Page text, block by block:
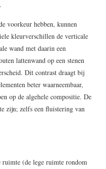
voorkeur hebben, kunnen
kleurverschillen de verticale
wand met daarin een
lattenwand op een stenen
Dit contrast draagt bij
beter waarneembaar,
op de algehele compositie. De
zijn; zelfs een fluistering van
(de lege ruimte rondom